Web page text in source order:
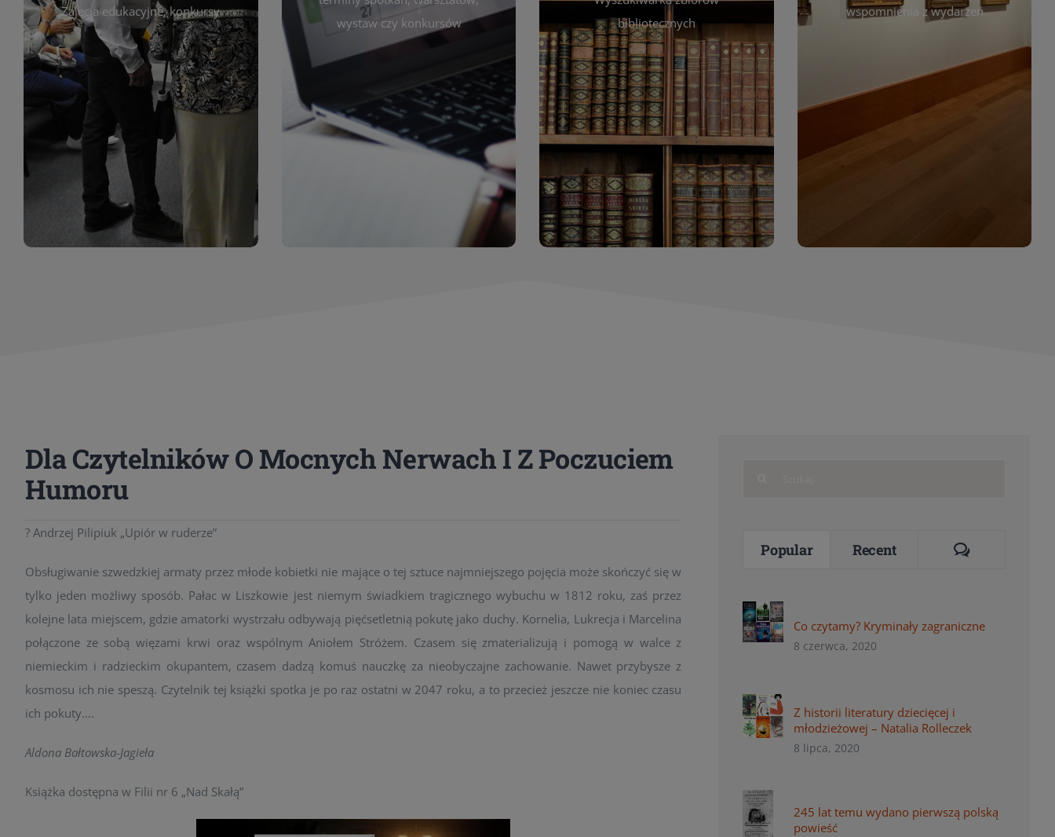
Zajęcia edukacyjne, konkursy
Wystawy
Biblioteka organizuje prezentujące
zarówno sztukę lokalnych twórców,
jak i zbiory tematyczne. W tej sekcji
znajdziesz informacje o aktualnych
ekspozycjach oraz archiwum wystaw
z poprzednich lat. Prezentowane
prace obejmują malarstwo,
wystaw czy konkursów
Cię wydarzeniach. Aktualizujemy
harmonogram na bieżąco, by zawsze
był zgodny z planem pracy biblioteki.
Zapraszamy do śledzenia i
uczestnictwa w życiu kulturalnym
miasta!
bibliotecznych
Katalog Zbiorów
Katalog online umożliwia
przeglądanie pełnej oferty
bibliotecznej – książek, czasopism,
filmów i innych materiałów. Dzięki
wyszukiwarce szybko znajdziesz
interesujące Cię pozycje według
autora, tytułu lub tematu. Możesz wspomnienia z wydarzeń
czytelników. Regularnie dodajemy
powrócić do wyjątkowych
momentów. Zapraszamy do
obejrzenia, wspominania i
inspirowania się!
Dla Czytelników O Mocnych Nerwach I Z Poczuciem
Humoru
? Andrzej Pilipiuk „Upiór w ruderze”
Obsługiwanie szwedzkiej armaty przez młode kobietki nie mające o tej sztuce najmniejszego pojęcia może skończyć się w
tylko jeden możliwy sposób. Pałac w Liszkowie jest niemym świadkiem tragicznego wybuchu w 1812 roku, zaś przez
kolejne lata miejscem, gdzie amatorki wystrzału odbywają pięćsetletnią pokutę jako duchy. Kornelia, Lukrecja i Marcelina
połączone ze sobą więzami krwi oraz wspólnym Aniołem Stróżem. Czasem się zmaterializują i pomogą w walce z
niemieckim i radzieckim okupantem, czasem dadzą komuś nauczkę za nieobyczajne zachowanie. Nawet przybysze z
kosmosu ich nie speszą. Czytelnik tej książki spotka je po raz ostatni w 2047 roku, a to przecież jeszcze nie koniec czasu
ich pokuty….
Aldona Bałtowska-Jagieła
Książka dostępna w Filii nr 6 „Nad Skałą”
Popular Recent Comments
Co czytamy? Kryminały zagraniczne
8 czerwca, 2020
Z historii literatury dziecięcej i
młodzieżowej – Natalia Rolleczek
8 lipca, 2020
245 lat temu wydano pierwszą polską
powieść